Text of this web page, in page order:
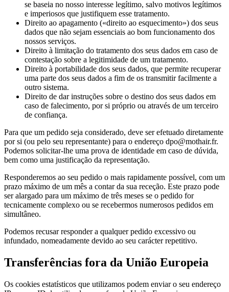
se baseia no nosso interesse legítimo, salvo motivos legítimos
e imperiosos que justifiquem esse tratamento.
Direito ao apagamento («direito ao esquecimento») dos seus
dados que não sejam essenciais ao bom funcionamento dos
nossos serviços.
Direito à limitação do tratamento dos seus dados em caso de
contestação sobre a legitimidade de um tratamento.
Direito à portabilidade dos seus dados, que permite recuperar
uma parte dos seus dados a fim de os transmitir facilmente a
outro sistema.
Direito de dar instruções sobre o destino dos seus dados em
caso de falecimento, por si próprio ou através de um terceiro
de confiança.
Para que um pedido seja considerado, deve ser efetuado diretamente
por si (ou pelo seu representante) para o endereço dpo@mothair.fr.
Podemos solicitar-lhe uma prova de identidade em caso de dúvida,
bem como uma justificação da representação.
Responderemos ao seu pedido o mais rapidamente possível, com um
prazo máximo de um mês a contar da sua receção. Este prazo pode
ser alargado para um máximo de três meses se o pedido for
tecnicamente complexo ou se recebermos numerosos pedidos em
simultâneo.
Podemos recusar responder a qualquer pedido excessivo ou
infundado, nomeadamente devido ao seu carácter repetitivo.
Transferências fora da União Europeia
Os cookies estatísticos que utilizamos podem enviar o seu endereço